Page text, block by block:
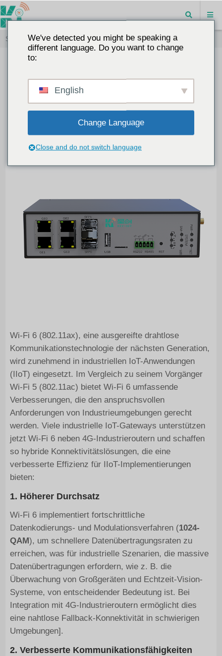
Startseite"Vorteile von Wi-Fi 6 in industriellen IoT-Anwendungen
IoT-Anwendungen
2025-06-11 BLOG 8607 0
Wi-Fi 6 (802.11ax), eine ausgereifte drahtlose
Kommunikationstechnologie der nächsten Generation,
wird zunehmend in industriellen IoT-Anwendungen
(IIoT) eingesetzt. Im Vergleich zu seinem Vorgänger
Wi-Fi 5 (802.11ac) bietet Wi-Fi 6 umfassende
Verbesserungen, die den anspruchsvollen
Anforderungen von Industrieumgebungen gerecht
werden. Viele industrielle IoT-Gateways unterstützen
jetzt Wi-Fi 6 neben 4G-Industrieroutern und schaffen
so hybride Konnektivitätslösungen, die eine
verbesserte Effizienz für IIoT-Implementierungen
bieten:
1. Höherer Durchsatz
Wi-Fi 6 implementiert fortschrittliche
Datenkodierungs- und Modulationsverfahren (1024-
QAM), um schnellere Datenübertragungsraten zu
erreichen, was für industrielle Szenarien, die massive
Datenübertragungen erfordern, wie z. B. die
Überwachung von Großgeräten und Echtzeit-Vision-
Systeme, von entscheidender Bedeutung ist. Bei
Integration mit 4G-Industrieroutern ermöglicht dies
eine nahtlose Fallback-Konnektivität in schwierigen
Umgebungen].
2. Verbesserte Kommunikationsfähigkeiten
We've detected you might be speaking a
different language. Do you want to change
to:
English
Change Language
Close and do not switch language